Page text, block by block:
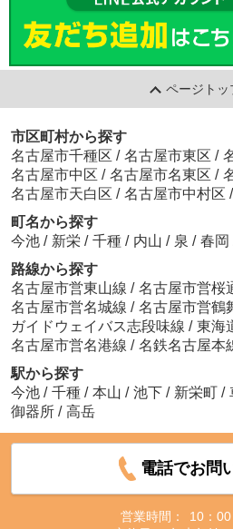
ページトッ
市区町村から探す
名古屋市千種区 / 名古屋市東区 /
名古屋市中区 / 名古屋市名東区 /
名古屋市天白区 / 名古屋市中村区 /
町名から探す
今池 / 新栄 / 千種 / 内山 / 泉 / 春岡
路線から探す
名古屋市営東山線 / 名古屋市営桜
名古屋市営名城線 / 名古屋市営鶴
ガイドウェイバス志段味線 / 東海
名古屋市営名港線 / 名鉄名古屋本
駅から探す
今池 / 千種 / 本山 / 池下 / 新栄町 /
御器所 / 高岳
電話でお問
営業時間：
10：